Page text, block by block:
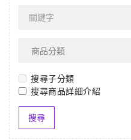
搜尋子分類
搜尋商品詳細介紹